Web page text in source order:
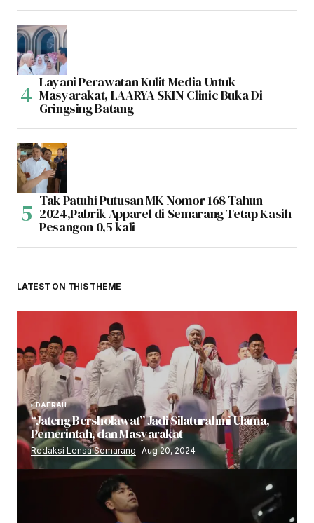
Layani Perawatan Kulit Media Untuk
Masyarakat, LAARYA SKIN Clinic Buka Di
Gringsing Batang
Tak Patuhi Putusan MK Nomor 168 Tahun
2024,Pabrik Apparel di Semarang Tetap Kasih
Pesangon 0,5 kali
LATEST ON THIS THEME
DAERAH
“Jateng Bersholawat” Jadi Silaturahmi Ulama,
Pemerintah, dan Masyarakat
Redaksi Lensa Semarang Aug 20, 2024